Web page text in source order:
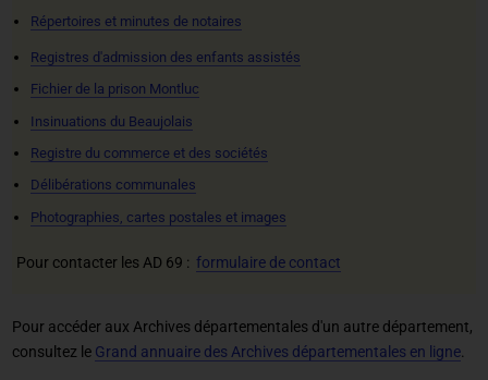
Répertoires et minutes de notaires
Registres d'admission des enfants assistés
Fichier de la prison Montluc
Insinuations du Beaujolais
Registre du commerce et des sociétés
Délibérations communales
Photographies, cartes postales et images
Pour contacter les AD 69 :formulaire de contact
Pour accéder aux Archives départementales d'un autre département,
consultez le Grand annuaire des Archives départementales en ligne.